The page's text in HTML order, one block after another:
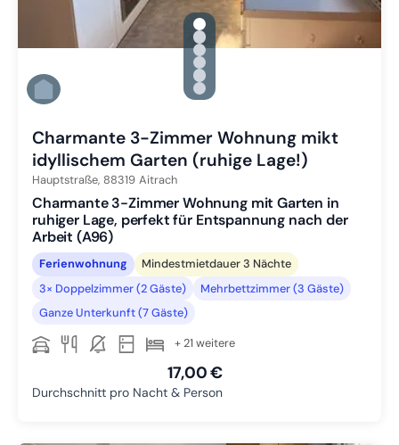
gallery.slide_selector
Zu Slide 1 wechseln
Zu Slide 2 wechseln
Zu Slide 3 wechseln
Zu Slide 4 wechseln
Zu Slide 5 wechseln
Zu Slide 6 wechseln
Charmante 3-Zimmer Wohnung mikt
idyllischem Garten (ruhige Lage!)
Hauptstraße, 88319 Aitrach
Charmante 3-Zimmer Wohnung mit Garten in
ruhiger Lage, perfekt für Entspannung nach der
Arbeit (A96)
Ferienwohnung
Mindestmietdauer 3 Nächte
3× Doppelzimmer (2 Gäste)
Mehrbettzimmer (3 Gäste)
Ganze Unterkunft (7 Gäste)
+ 21 weitere
17,00 €
Durchschnitt pro Nacht & Person